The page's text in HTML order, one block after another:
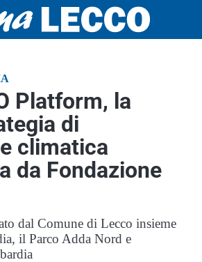
Platform, la
di
climatica
da Fondazione
dal Comune di Lecco insieme
il Parco Adda Nord e